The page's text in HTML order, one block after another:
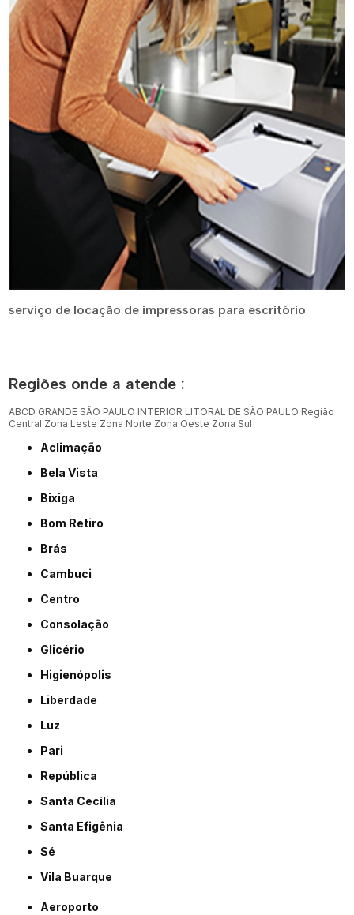
serviço de locação de impressoras para escritório
Regiões onde a atende :
ABCD GRANDE SÃO PAULO INTERIOR LITORAL DE SÃO PAULO Região
Central Zona Leste Zona Norte Zona Oeste Zona Sul
Aclimação
Bela Vista
Bixiga
Bom Retiro
Brás
Cambuci
Centro
Consolação
Glicério
Higienópolis
Liberdade
Luz
Pari
República
Santa Cecília
Santa Efigênia
Sé
Vila Buarque
Aeroporto